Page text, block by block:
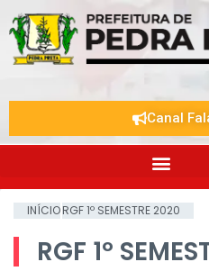
Canal
INÍCIORGF 1º SEMESTRE 2020
RGF 1º